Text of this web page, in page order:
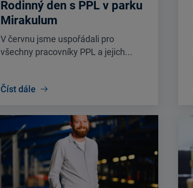
Rodinný den s PPL v parku
Mirakulum
V červnu jsme uspořádali pro
všechny pracovníky PPL a jejich...
Číst dále